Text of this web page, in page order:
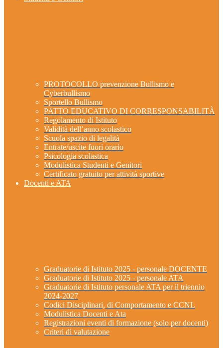
PROTOCOLLO prevenzione Bullismo e
Cyberbullismo
Sportello Bullismo
PATTO EDUCATIVO DI CORRESPONSABILITÀ
Regolamento di Istituto
Validità dell’anno scolastico
Scuola spazio di legalità
Entrate/uscite fuori orario
Psicologia scolastica
Modulistica Studenti e Genitori
Certificato gratuito per attività sportive
Docenti e ATA
Graduatorie di Istituto 2025 - personale DOCENTE
Graduatorie di Istituto 2025 - personale ATA
Graduatorie di Istituto personale ATA per il triennio
2024-2027
Codici Disciplinari, di Comportamento e CCNL
Modulistica Docenti e Ata
Registrazioni eventi di formazione (solo per docenti)
Criteri di valutazione